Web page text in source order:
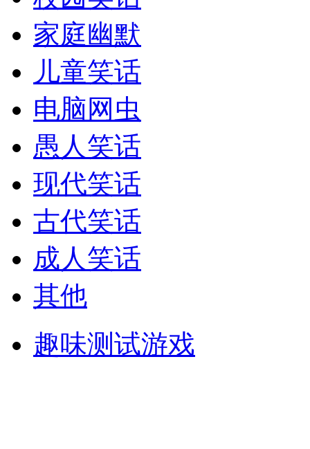
家庭幽默
儿童笑话
电脑网虫
愚人笑话
现代笑话
古代笑话
成人笑话
其他
趣味测试游戏